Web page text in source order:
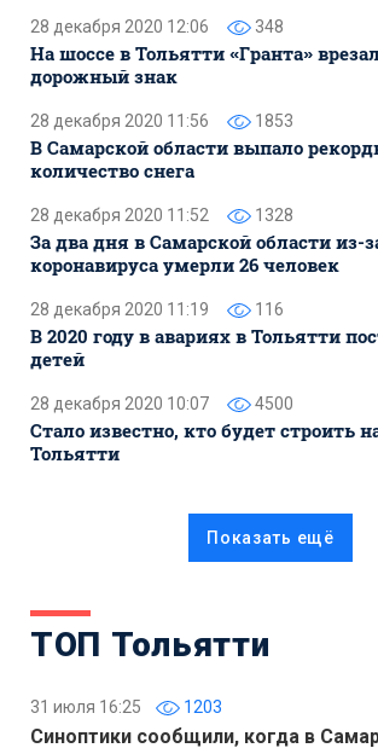
28 декабря 2020 12:06 348
На шоссе в Тольятти «Гранта»
дорожный знак
28 декабря 2020 11:56 1853
В Самарской области выпало
количество снега
28 декабря 2020 11:52 1328
За два дня в Самарской области из-
коронавируса умерли 26 человек
28 декабря 2020 11:19 116
В 2020 году в авариях в Тольятти
детей
28 декабря 2020 10:07 4500
Стало известно, кто будет строить
Тольятти
Показать ещё
ТОП Тольятти
31 июля 16:25 1203
Синоптики сообщили, когда в